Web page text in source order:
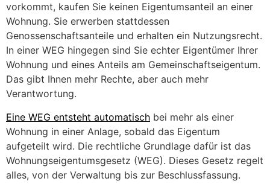
vorkommt, kaufen Sie keinen Eigentumsanteil an einer
Wohnung. Sie erwerben stattdessen
Genossenschaftsanteile und erhalten ein Nutzungsrecht.
In einer WEG hingegen sind Sie echter Eigentümer Ihrer
Wohnung und eines Anteils am Gemeinschaftseigentum.
Das gibt Ihnen mehr Rechte, aber auch mehr
Verantwortung.
Eine WEG entsteht automatisch bei mehr als einer
Wohnung in einer Anlage, sobald das Eigentum
aufgeteilt wird. Die rechtliche Grundlage dafür ist das
Wohnungseigentumsgesetz (WEG). Dieses Gesetz regelt
alles, von der Verwaltung bis zur Beschlussfassung.